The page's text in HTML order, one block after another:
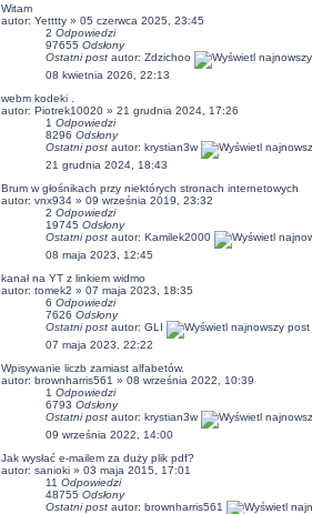
Witam
autor: Yetttty» 05 czerwca 2025, 23:45
2 Odpowiedzi
97655 Odsłony
Ostatni post autor: Zdzichoo
08 kwietnia 2026, 22:13
webm kodeki .
autor: Piotrek10020» 21 grudnia 2024, 17:26
1 Odpowiedzi
8296 Odsłony
Ostatni post autor: krystian3w
21 grudnia 2024, 18:43
Brum w głośnikach przy niektórych stronach internetowych
autor: vnx934» 09 września 2019, 23:32
2 Odpowiedzi
19745 Odsłony
Ostatni post autor: Kamilek2000
08 maja 2023, 12:45
kanał na YT z linkiem widmo
autor: tomek2 » 07 maja 2023, 18:35
6 Odpowiedzi
7626 Odsłony
Ostatni post autor: GLI
07 maja 2023, 22:22
Wpisywanie liczb zamiast alfabetów.
autor: brownharris561 » 08 września 2022, 10:39
1 Odpowiedzi
6793 Odsłony
Ostatni post autor: krystian3w
09 września 2022, 14:00
Jak wysłać e-mailem za duży plik pdf?
autor: sanioki» 03 maja 2015, 17:01
11 Odpowiedzi
48755 Odsłony
Ostatni post autor: brownharris561